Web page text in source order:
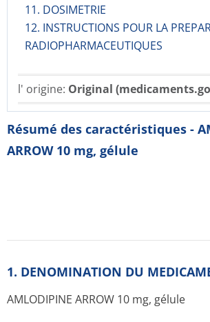
11. DOSIMETRIE
12. INSTRUCTIONS POUR LA
RADIOPHARMACE­UTIQUES
l' origine: Original
Résumé des caractéristiques -
ARROW 10 mg, gélule
1. DENOMINATION DU
AMLODIPINE ARROW 10 mg, gélule